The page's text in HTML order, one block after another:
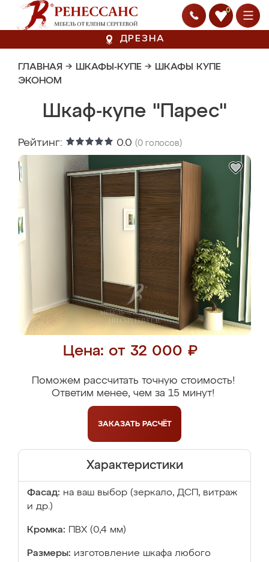
0
ДРЕЗНА
ГЛАВНАЯ → ШКАФЫ-КУПЕ → ШКАФЫ КУПЕ
ЭКОНОМ
Шкаф-купе "Парес"
Рейтинг: 0.0 (0 голосов)
Цена: от 32 000 ₽
Поможем рассчитать точную стоимость!
Ответим менее, чем за 15 минут!
ЗАКАЗАТЬ РАСЧЁТ
Характеристики
Фасад: на ваш выбор (зеркало, ДСП, витраж
и др.)
Кромка: ПВХ (0,4 мм)
Размеры: изготовление шкафа любого